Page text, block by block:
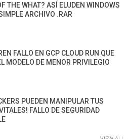
THE WHAT? ASÍ ELUDEN WINDOWS
ARCHIVO .RAR
FALLO EN GCP CLOUD RUN QUE
MODELO DE MENOR PRIVILEGIO
PUEDEN MANIPULAR TUS
FALLO DE SEGURIDAD